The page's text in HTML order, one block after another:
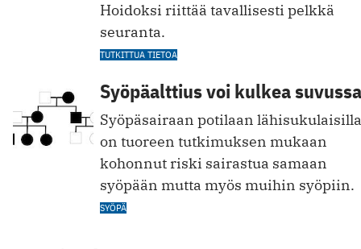
Hoidoksi riittää tavallisesti pelkkä
seuranta.
TUTKITTUA TIETOA
Syöpäalttius voi kulkea suvussa
Syöpäsairaan potilaan lähisukulaisilla
on tuoreen tutkimuksen mukaan
kohonnut riski sairastua samaan
syöpään mutta myös muihin syöpiin.
SYÖPÄ